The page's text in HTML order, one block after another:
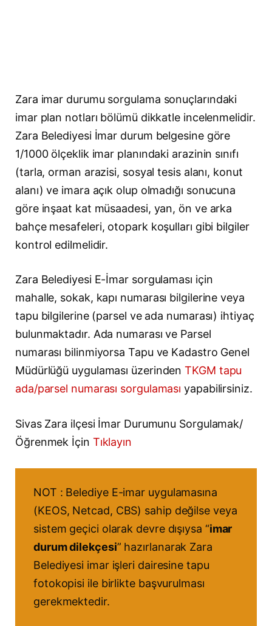
Zara imar durumu sorgulama sonuçlarındaki
imar plan notları bölümü dikkatle incelenmelidir.
Zara Belediyesi İmar durum belgesine göre
1/1000 ölçeklik imar planındaki arazinin sınıfı
(tarla, orman arazisi, sosyal tesis alanı, konut
alanı) ve imara açık olup olmadığı sonucuna
göre inşaat kat müsaadesi, yan, ön ve arka
bahçe mesafeleri, otopark koşulları gibi bilgiler
kontrol edilmelidir.
Zara Belediyesi E-İmar sorgulaması için
mahalle, sokak, kapı numarası bilgilerine veya
tapu bilgilerine (parsel ve ada numarası) ihtiyaç
bulunmaktadır. Ada numarası ve Parsel
numarası bilinmiyorsa Tapu ve Kadastro Genel
Müdürlüğü uygulaması üzerindenTKGM tapu
ada/parsel numarası sorgulaması yapabilirsiniz.
Sivas Zara ilçesi İmar Durumunu Sorgulamak/
Öğrenmek İçin Tıklayın
NOT : Belediye E-imar uygulamasına
(KEOS, Netcad, CBS) sahip değilse veya
sistem geçici olarak devre dışıysa “imar
durum dilekçesi” hazırlanarak Zara
Belediyesi imar işleri dairesine tapu
fotokopisi ile birlikte başvurulması
gerekmektedir.